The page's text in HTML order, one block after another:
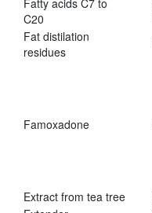
Fatty acids C7 to
C20
Fat distilation
residues
Famoxadone
Extract from tea tree